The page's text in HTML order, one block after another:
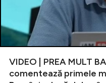
VIDEO | PREA MULT
comentează primele